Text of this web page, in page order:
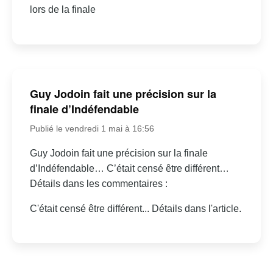
lors de la finale
Guy Jodoin fait une précision sur la
finale d’Indéfendable
Publié le vendredi 1 mai à 16:56
Guy Jodoin fait une précision sur la finale
d’Indéfendable… C’était censé être différent…
Détails dans les commentaires :
C'était censé être différent... Détails dans l'article.